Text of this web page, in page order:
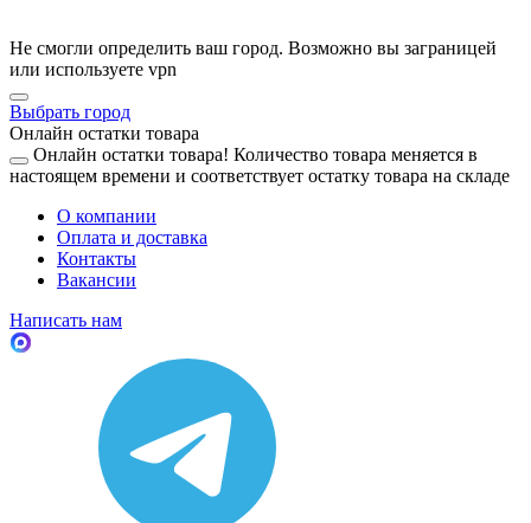
Не смогли определить ваш город. Возможно вы заграницей
или используете vpn
Выбрать город
Онлайн остатки товара
Онлайн остатки товара! Количество товара меняется в
настоящем времени и соответствует остатку товара на складе
О компании
Оплата и доставка
Контакты
Вакансии
Написать нам